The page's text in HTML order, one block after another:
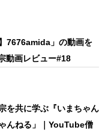
7676amida」の動画を
動画レビュー#18
を共に学ぶ『いまちゃん
んねる」｜YouTube僧